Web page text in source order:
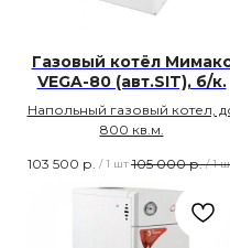
Газовый котёл
VEGA-80 (авт.SIT), б/к.
Напольный газовый котел,
800 кв.м.
103 500 р. / 1 шт 105 000 р. / 1